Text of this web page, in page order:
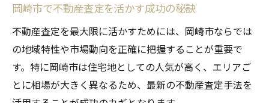
ト
不動産査定配信で高値売却に導くコツ
岡崎市の不動産会社ランキングと査定配信
失敗しない不動産査定の秘訣を岡崎市で探る
岡崎市で不動産査定を活かす成功の秘訣
不動産査定を最大限に活かすためには、岡崎市ならでは
の地域特性や市場動向を正確に把握することが重要で
す。特に岡崎市は住宅地としての人気が高く、エリアご
とに相場が大きく異なるため、最新の不動産査定手法を